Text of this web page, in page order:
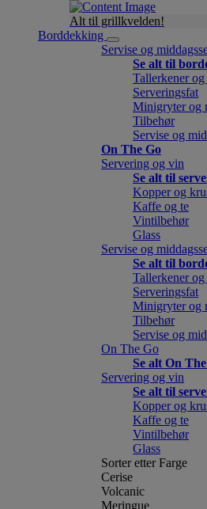
Alt til grillkvelden!
Borddekking
Servise og
Se alt til
Tallerkener og
Serveringsfat
Minigryter og
Tilbehør
Servise og
On The Go
Servering og vin
Se alt til
Kopper og
Kaffe og te
Vintilbehør
Glass
Servise og
Se alt til
Tallerkener og
Serveringsfat
Minigryter og
Tilbehør
Servise og
On The Go
Se alt On
Servering og vin
Se alt til
Kopper og
Kaffe og te
Vintilbehør
Glass
Sorter etter Farge
Cerise
Volcanic
Meringue